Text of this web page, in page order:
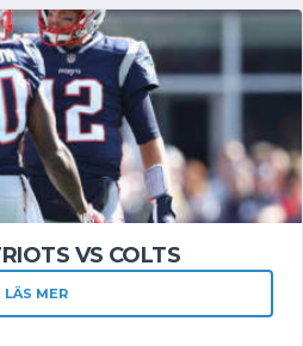
VS COLTS
LÄS MER